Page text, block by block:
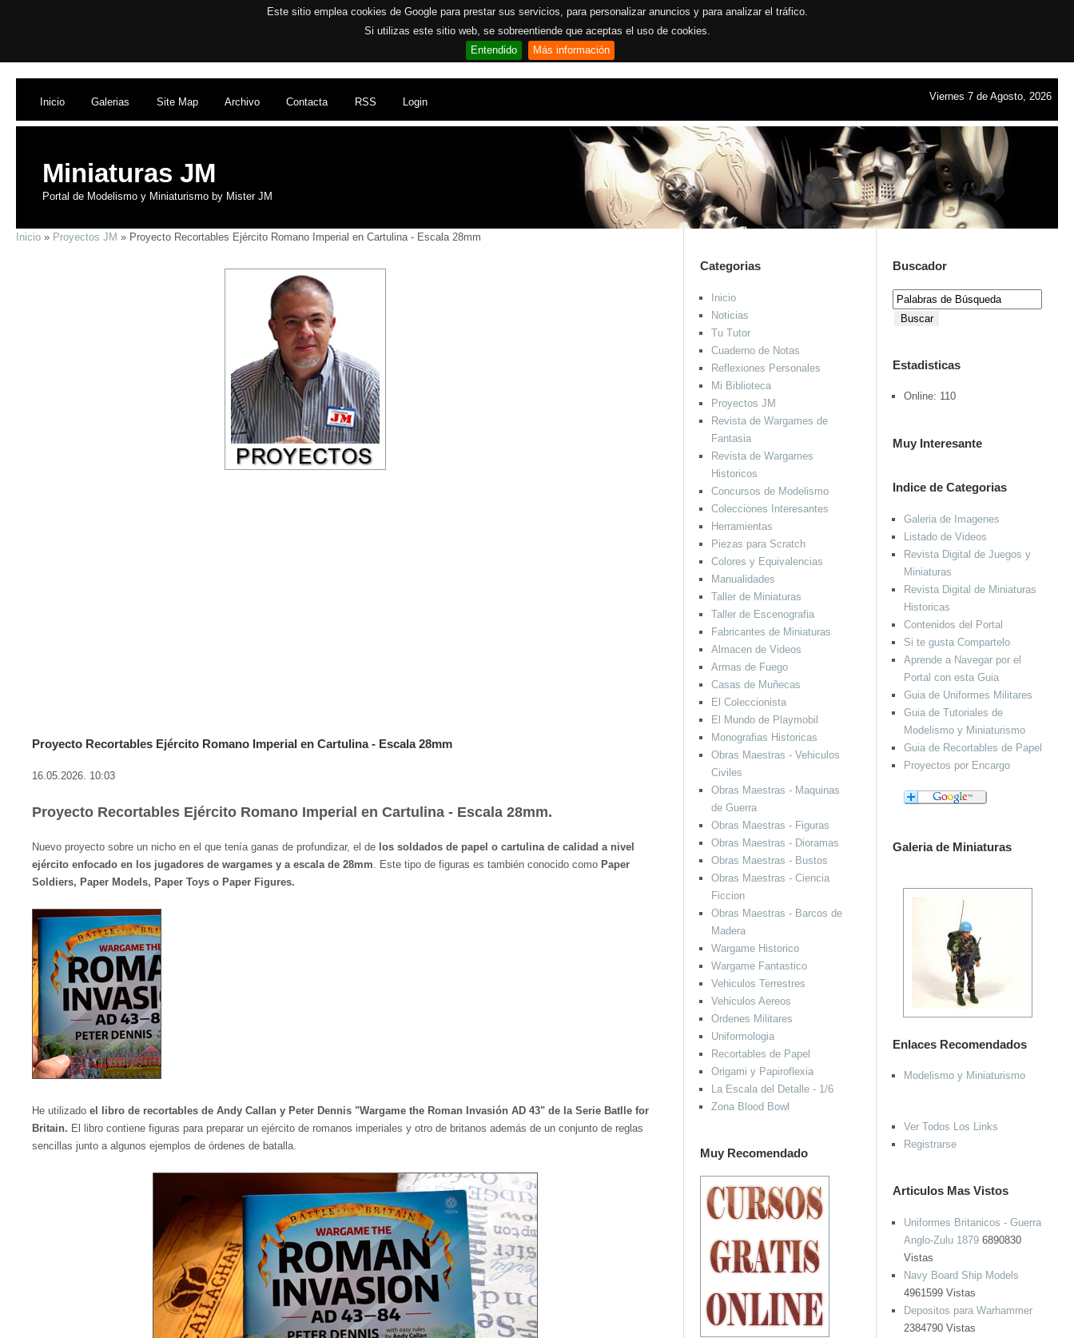
Este sitio emplea cookies de Google para prestar sus servicios, para personalizar anuncios y para analizar el tráfico.
Si utilizas este sitio web, se sobreentiende que aceptas el uso de cookies.
Entendido
Más información
Inicio Galerias Site Map Archivo Contacta RSS Login Viernes 7 de Agosto, 2026
Miniaturas JM
Portal de Modelismo y Miniaturismo by Mister JM
Inicio » Proyectos JM » Proyecto Recortables Ejército Romano Imperial en Cartulina - Escala 28mm
Proyecto Recortables Ejército Romano Imperial en Cartulina - Escala 28mm
16.05.2026. 10:03
Proyecto Recortables Ejército Romano Imperial en Cartulina - Escala 28mm.
Nuevo proyecto sobre un nicho en el que tenía ganas de profundizar, el de los soldados de papel o cartulina de calidad a nivel
ejército enfocado en los jugadores de wargames y a escala de 28mm . Este tipo de figuras es también conocido como Paper
Soldiers, Paper Models, Paper Toys o Paper Figures.
He utilizado el libro de recortables de Andy Callan y Peter Dennis "Wargame the Roman Invasión AD 43" de la Serie Batlle for
Britain. El libro contiene figuras para preparar un ejército de romanos imperiales y otro de britanos además de un conjunto de reglas
sencillas junto a algunos ejemplos de órdenes de batalla.
Buscador
Estadisticas
Online: 110
Muy Interesante
Indice de Categorias
Galeria de Imagenes
Listado de Videos
Revista Digital de Juegos y
Miniaturas
Revista Digital de Miniaturas
Historicas
Contenidos del Portal
Si te gusta Compartelo
Aprende a Navegar por el
Portal con esta Guia
Guia de Uniformes Militares
Guia de Tutoriales de
Modelismo y Miniaturismo
Guia de Recortables de Papel
Proyectos por Encargo
Galeria de Miniaturas
Enlaces Recomendados
Modelismo y Miniaturismo
Ver Todos Los Links
Registrarse
Articulos Mas Vistos
Uniformes Britanicos - Guerra
Anglo-Zulu 18796890830
Vistas
Navy Board Ship Models
4961599 Vistas
Depositos para Warhammer
2384790 Vistas
Categorias
Inicio
Noticias
Tu Tutor
Cuaderno de Notas
Reflexiones Personales
Mi Biblioteca
Proyectos JM
Revista de Wargames de
Fantasia
Revista de Wargames
Historicos
Concursos de Modelismo
Colecciones Interesantes
Herramientas
Piezas para Scratch
Colores y Equivalencias
Manualidades
Taller de Miniaturas
Taller de Escenografia
Fabricantes de Miniaturas
Almacen de Videos
Armas de Fuego
Casas de Muñecas
El Coleccionista
El Mundo de Playmobil
Monografias Historicas
Obras Maestras - Vehiculos
Civiles
Obras Maestras - Maquinas
de Guerra
Obras Maestras - Figuras
Obras Maestras - Dioramas
Obras Maestras - Bustos
Obras Maestras - Ciencia
Ficcion
Obras Maestras - Barcos de
Madera
Wargame Historico
Wargame Fantastico
Vehiculos Terrestres
Vehiculos Aereos
Ordenes Militares
Uniformologia
Recortables de Papel
Origami y Papiroflexia
La Escala del Detalle - 1/6
Zona Blood Bowl
Muy Recomendado